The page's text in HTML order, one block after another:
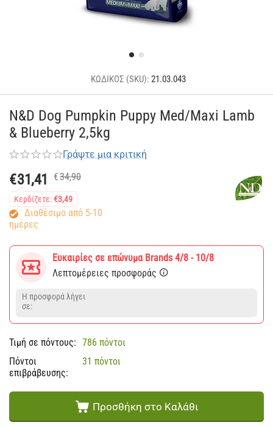
ΚΩΔΙΚΟΣ (SKU): 21.03.043
N&D Dog Pumpkin Puppy Med/Maxi Lamb
& Blueberry 2,5kg
Γράψτε μια κριτική
€31,41 €34,90
Κερδίζετε:€3,49
Διαθέσιμο από 5-10
ημέρες
Ευκαιρίες σε επώνυμα Brands 4/8 - 10/8
Λεπτομέρειες προσφοράς
Η προσφορά λήγει
σε:
Τιμή σε πόντους: 786 πόντοι
Πόντοι
επιβράβευσης:
31 πόντοι
Προσθήκη στο Καλάθι